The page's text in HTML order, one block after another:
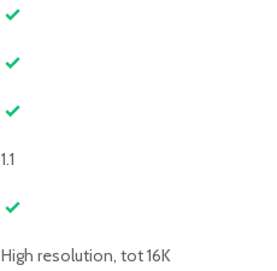
1.1
High resolution, tot 16K